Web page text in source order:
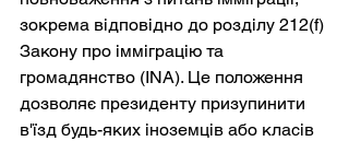
зокрема відповідно до розділу 212(f)
Закону про імміграцію та
громадянство (INA). Це положення
дозволяє президенту призупинити
в'їзд будь-яких іноземців або класів